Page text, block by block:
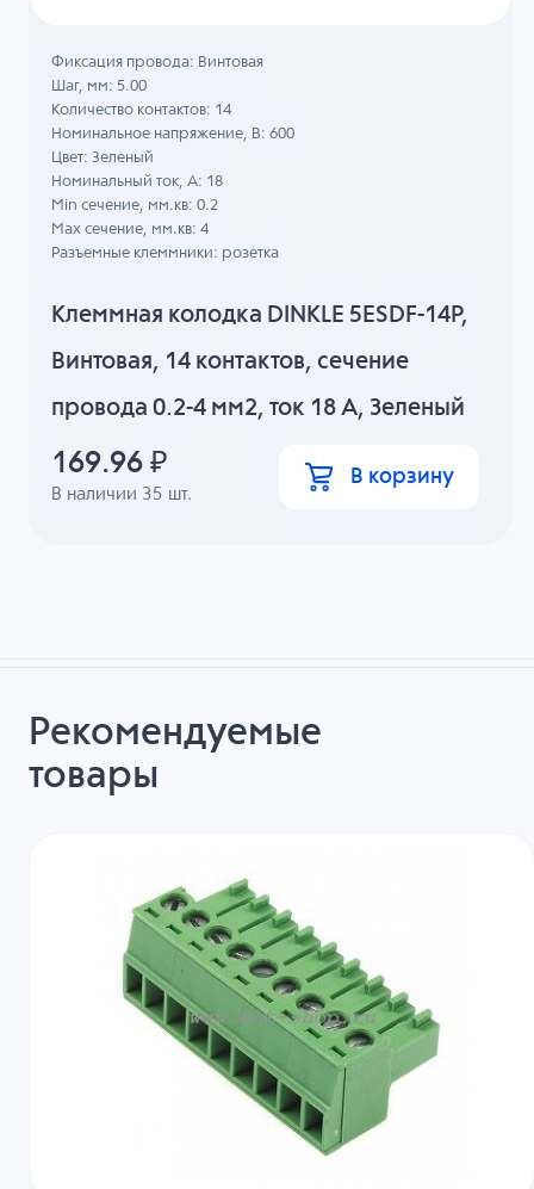
Клеммная колодка DINKLE 5ESDF-14P,
Винтовая, 14 контактов, сечение
провода 0.2-4 мм2, ток 18 A, Зеленый
В наличии 35 шт.
Фиксация провода: Винтовая
Шаг, мм: 5.00
Количество контактов: 14
Номинальное напряжение, B: 600
Цвет: Зеленый
Номинальный ток, А: 18
Min сечение, мм.кв: 0.2
Max сечение, мм.кв: 4
Разъемные клеммники: розетка
169.96 ₽ В корзину
Рекомендуемые
товары